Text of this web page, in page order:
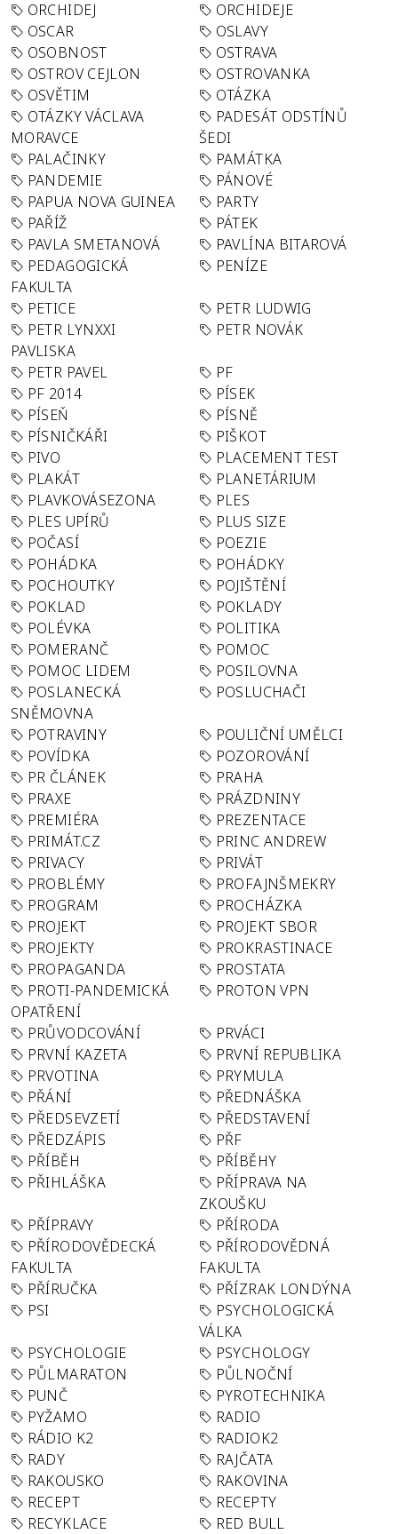
ORCHIDEJ
ORCHIDEJE
OSCAR
OSLAVY
OSOBNOST
OSTRAVA
OSTROV CEJLON
OSTROVANKA
OSVĚTIM
OTÁZKA
OTÁZKY VÁCLAVA
MORAVCE
PADESÁT ODSTÍNŮ
ŠEDI
PALAČINKY
PAMÁTKA
PANDEMIE
PÁNOVÉ
PAPUA NOVA GUINEA
PARTY
PAŘÍŽ
PÁTEK
PAVLA SMETANOVÁ
PAVLÍNA BITAROVÁ
PEDAGOGICKÁ
FAKULTA
PENÍZE
PETICE
PETR LUDWIG
PETR LYNXXI
PAVLISKA
PETR NOVÁK
PETR PAVEL
PF
PF 2014
PÍSEK
PÍSEŇ
PÍSNĚ
PÍSNIČKÁŘI
PIŠKOT
PIVO
PLACEMENT TEST
PLAKÁT
PLANETÁRIUM
PLAVKOVÁSEZONA
PLES
PLES UPÍRŮ
PLUS SIZE
POČASÍ
POEZIE
POHÁDKA
POHÁDKY
POCHOUTKY
POJIŠTĚNÍ
POKLAD
POKLADY
POLÉVKA
POLITIKA
POMERANČ
POMOC
POMOC LIDEM
POSILOVNA
POSLANECKÁ
SNĚMOVNA
POSLUCHAČI
POTRAVINY
POULIČNÍ UMĚLCI
POVÍDKA
POZOROVÁNÍ
PR ČLÁNEK
PRAHA
PRAXE
PRÁZDNINY
PREMIÉRA
PREZENTACE
PRIMÁT.CZ
PRINC ANDREW
PRIVACY
PRIVÁT
PROBLÉMY
PROFAJNŠMEKRY
PROGRAM
PROCHÁZKA
PROJEKT
PROJEKT SBOR
PROJEKTY
PROKRASTINACE
PROPAGANDA
PROSTATA
PROTI-PANDEMICKÁ
OPATŘENÍ
PROTON VPN
PRŮVODCOVÁNÍ
PRVÁCI
PRVNÍ KAZETA
PRVNÍ REPUBLIKA
PRVOTINA
PRYMULA
PŘÁNÍ
PŘEDNÁŠKA
PŘEDSEVZETÍ
PŘEDSTAVENÍ
PŘEDZÁPIS
PŘF
PŘÍBĚH
PŘÍBĚHY
PŘIHLÁŠKA
PŘÍPRAVA NA
ZKOUŠKU
PŘÍPRAVY
PŘÍRODA
PŘÍRODOVĚDECKÁ
FAKULTA
PŘÍRODOVĚDNÁ
FAKULTA
PŘÍRUČKA
PŘÍZRAK LONDÝNA
PSI
PSYCHOLOGICKÁ
VÁLKA
PSYCHOLOGIE
PSYCHOLOGY
PŮLMARATON
PŮLNOČNÍ
PUNČ
PYROTECHNIKA
PYŽAMO
RADIO
RÁDIO K2
RADIOK2
RADY
RAJČATA
RAKOUSKO
RAKOVINA
RECEPT
RECEPTY
RECYKLACE
RED BULL